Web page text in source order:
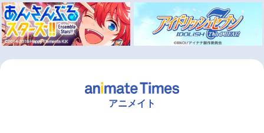
アニメイト